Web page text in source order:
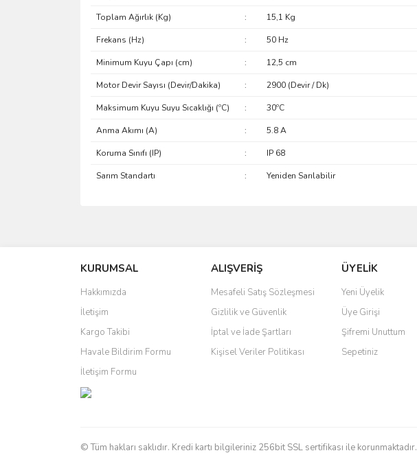
Toplam Ağırlık (Kg) : 15,1 Kg
Frekans (Hz) : 50 Hz
Minimum Kuyu Çapı (cm) : 12,5 cm
Motor Devir Sayısı (Devir/Dakika) : 2900 (Devir / Dk)
Maksimum Kuyu Suyu Sıcaklığı (ºC) : 30ºC
Anma Akımı (A) : 5.8 A
Koruma Sınıfı (IP) : IP 68
Sarım Standartı : Yeniden Sarılabilir
Ürün resmi kalitesiz, bozuk veya görüntülenemiyor.
Ürün açıklamasında eksik bilgiler bulunuyor.
Ürün bilgilerinde hatalar bulunuyor.
Ürün fiyatı diğer sitelerden daha pahalı.
Bu ürüne benzer farklı alternatifler olmalı.
KURUMSAL
Hakkımızda
İletişim
Kargo Takibi
Havale Bildirim Formu
İletişim Formu
ALIŞVERİŞ
Mesafeli Satış Sözleşmesi
Gizlilik ve Güvenlik
İptal ve İade Şartları
Kişisel Veriler Politikası
ÜYELİK
Yeni Üyelik
Üye Girişi
Şifremi Unuttum
Sepetiniz
© Tüm hakları saklıdır. Kredi kartı bilgileriniz 256bit SSL sertifikası ile korunmaktadır.